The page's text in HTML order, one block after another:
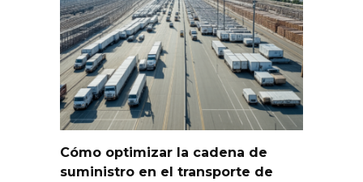
Cómo optimizar la cadena de
suministro en el transporte de